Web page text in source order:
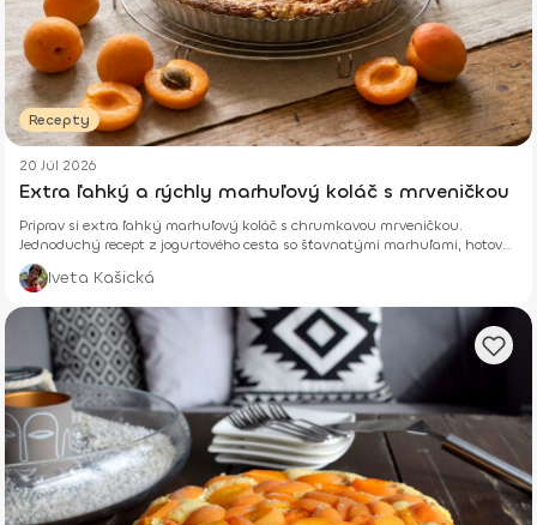
Recepty
20 Júl 2026
Extra ľahký a rýchly marhuľový koláč s mrveničkou
Priprav si extra ľahký marhuľový koláč s chrumkavou mrveničkou.
Jednoduchý recept z jogurtového cesta so šťavnatými marhuľami, hotový
z pár surovín.
Iveta Kašická